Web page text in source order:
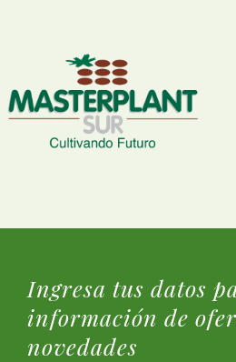
Ingresa tus datos
información de
novedades